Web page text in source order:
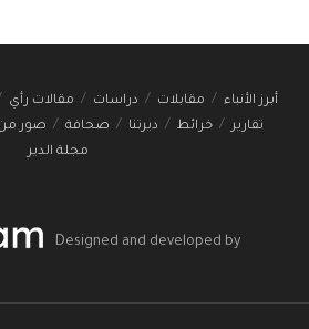
أبرز الأنباء مقابلات دراسات مقالات رأي
تقارير
خرائط ديرتنا صحافة صور من
مجلة الدير
Designed and developed by